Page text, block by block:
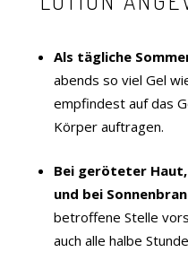
Als tägliche
abends so viel Gel
empfindest auf das
Körper auftragen.
Bei geröteter Haut,
und bei
betroffene Stelle
auch alle halbe